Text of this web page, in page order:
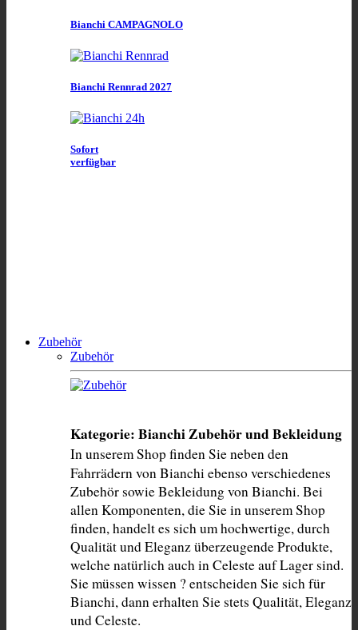
Bianchi CAMPAGNOLO
Bianchi Rennrad 2027
Sofort
verfügbar
Zubehör
Zubehör
Kategorie: Bianchi Zubehör und Bekleidung
In unserem Shop finden Sie neben den
Fahrrädern von Bianchi ebenso verschiedenes
Zubehör sowie Bekleidung von Bianchi. Bei
allen Komponenten, die Sie in unserem Shop
finden, handelt es sich um hochwertige, durch
Qualität und Eleganz überzeugende Produkte,
welche natürlich auch in Celeste auf Lager sind.
Sie müssen wissen ? entscheiden Sie sich für
Bianchi, dann erhalten Sie stets Qualität, Eleganz
und Celeste.